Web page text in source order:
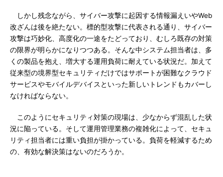
しかし残念ながら、サイバー攻撃に起因する情報漏えいやWeb
改ざんは後を絶たない。標的型攻撃に代表される通り、サイバー
攻撃は巧妙化、高度化の一途をたどっており、むしろ既存の対策
の限界が明らかになりつつある。そんな中システム担当者は、多
くの製品を抱え、増大する運用負荷に耐えている状況だ。加えて
従来型の境界型セキュリティだけではサポートが困難なクラウド
サービスやモバイルデバイスといった新しいトレンドもカバーし
なければならない。
このようにセキュリティ対策の現場は、少なからず混乱した状
況に陥っている。そして運用管理業務の複雑化によって、セキュ
リティ担当者には重い負担が掛かっている。負荷を軽減するため
の、有効な解決策はないのだろうか。